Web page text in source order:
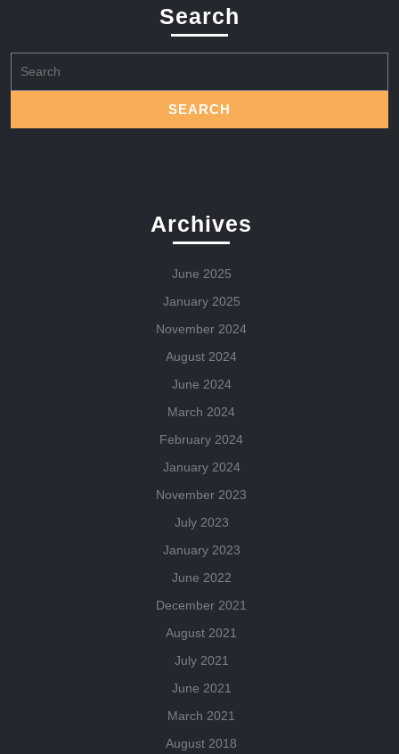
Search
for:
Archives
June 2025
January 2025
November 2024
August 2024
June 2024
March 2024
February 2024
January 2024
November 2023
July 2023
January 2023
June 2022
December 2021
August 2021
July 2021
June 2021
March 2021
August 2018